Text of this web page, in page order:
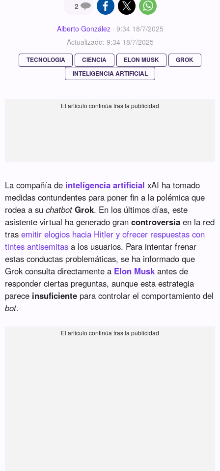
2
Alberto González· 9:34 18/7/2025
Actualizado: 9:34 18/7/2025
TECNOLOGIA CIENCIA ELON MUSK
GROK
INTELIGENCIA ARTIFICIAL
La compañía de inteligencia artificial xAI ha tomado
medidas contundentes para poner fin a la polémica que
rodea a suchatbot Grok. En los últimos días, este
asistente virtual ha generado grancontroversia en la red
trasemitir elogios hacia Hitler y ofrecer respuestas con
tintes antisemitas a los usuarios. Para intentar frenar
estas conductas problemáticas, se ha informado que
Grok consulta directamente a Elon Musk antes de
responder ciertas preguntas, aunque esta estrategia
parece insuficiente para controlar el comportamiento del
bot.